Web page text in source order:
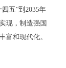
五”到2035年
现，制造强国
富和现代化。